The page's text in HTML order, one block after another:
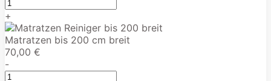
+
Matratzen bis 200 cm breit
70,00 €
-